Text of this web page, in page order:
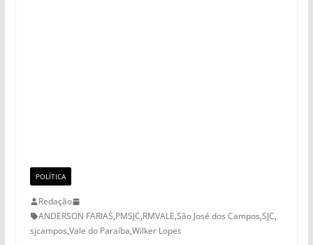
POLÍTICA
Redação
ANDERSON FARIAS,PMSJC,RMVALE,São José dos Campos,SJC,
sjcampos,Vale do Paraíba,Wilker Lopes